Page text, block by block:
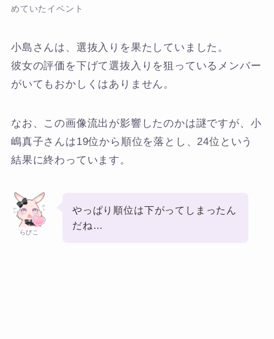
めていたイベント
小島さんは、選抜入りを果たしていました。
彼女の評価を下げて選抜入りを狙っているメンバー
がいてもおかしくはありません。
なお、この画像流出が影響したのかは謎ですが、小
嶋真子さんは19位から順位を落とし、24位という
結果に終わっています。
らびこ
やっぱり順位は下がってしまったん
だね…